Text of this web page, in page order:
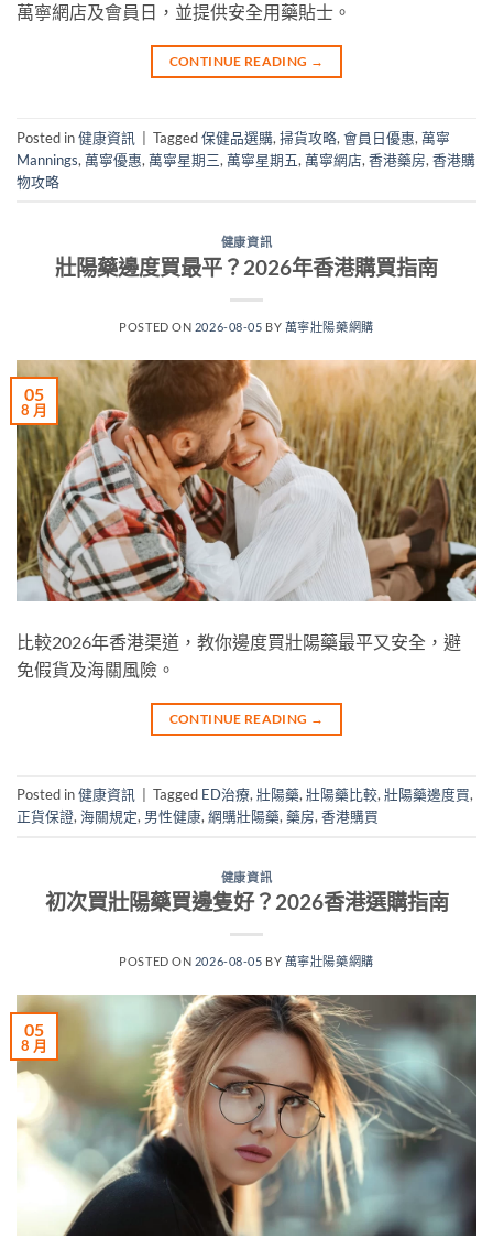
萬寧網店及會員日，並提供安全用藥貼士。
CONTINUE READING →
Posted in健康資訊 Tagged保健品選購, 掃貨攻略, 會員日優惠, 萬寧
Mannings, 萬寧優惠, 萬寧星期三, 萬寧星期五, 萬寧網店, 香港藥房, 香港購
物攻略
健康資訊
壯陽藥邊度買最平？2026年香港購買指南
POSTED ON 2026-08-05 BY 萬寧壯陽藥網購
05
8 月
比較2026年香港渠道，教你邊度買壯陽藥最平又安全，避
免假貨及海關風險。
CONTINUE READING →
Posted in健康資訊 Tagged ED治療, 壯陽藥, 壯陽藥比較, 壯陽藥邊度買,
正貨保證, 海關規定, 男性健康, 網購壯陽藥, 藥房, 香港購買
健康資訊
初次買壯陽藥買邊隻好？2026香港選購指南
POSTED ON 2026-08-05 BY 萬寧壯陽藥網購
05
8 月